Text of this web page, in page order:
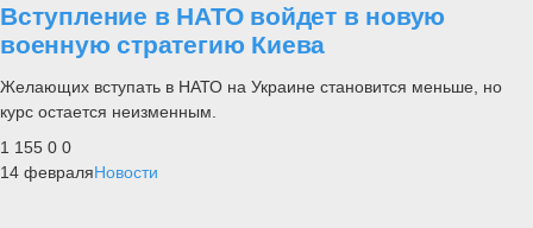
Вступление в НАТО войдет в новую
военную стратегию Киева
Желающих вступать в НАТО на Украине становится меньше, но
курс остается неизменным.
1 155 0 0
14 февраляНовости